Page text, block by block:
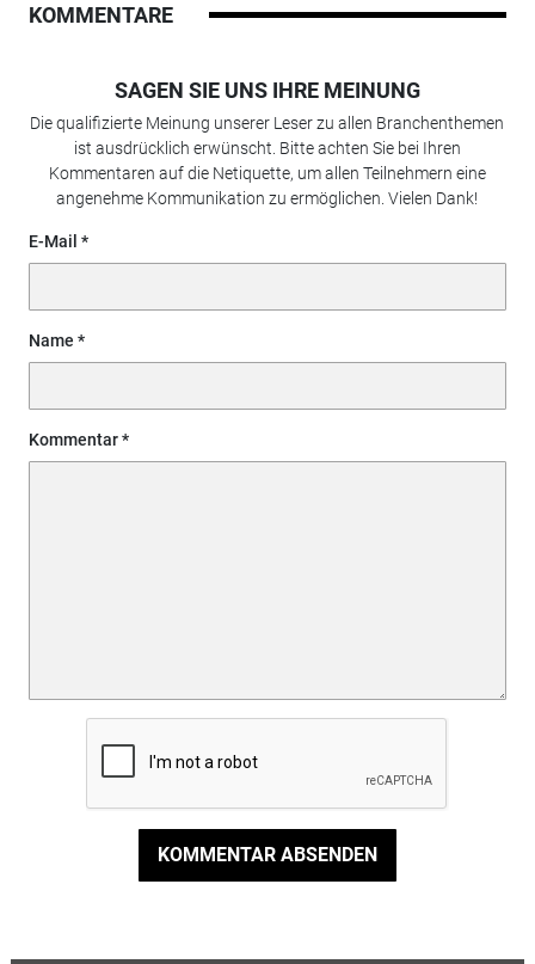
KOMMENTARE
SAGEN SIE UNS IHRE MEINUNG
Die qualifizierte Meinung unserer Leser zu allen Branchenthemen
ist ausdrücklich erwünscht. Bitte achten Sie bei Ihren
Kommentaren auf die Netiquette, um allen Teilnehmern eine
angenehme Kommunikation zu ermöglichen. Vielen Dank!
E-Mail
Name
Kommentar
KOMMENTAR ABSENDEN